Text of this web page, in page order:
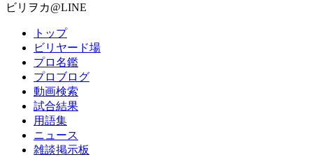
ビリヲカ@LINE
トップ
ビリヤード場
プロ名鑑
プロブログ
動画検索
試合結果
用語集
ニュース
雑談掲示板